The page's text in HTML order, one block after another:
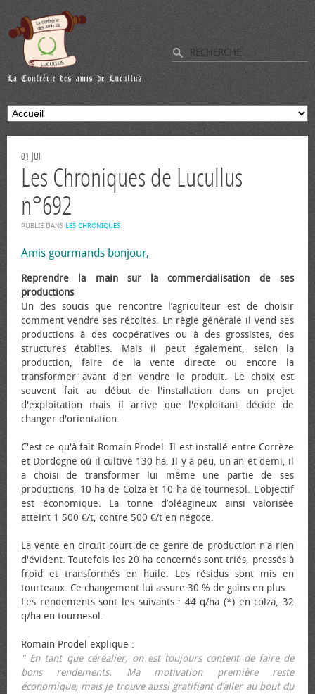
01 JUI
Les Chroniques de Lucullus
n°692
PUBLIÉ DANS LES CHRONIQUES.
Amis gourmands bonjour,
Reprendre la main sur la commercialisation de ses
productions
Un des soucis que rencontre l’agriculteur est de choisir
comment vendre ses récoltes. En règle générale il vend ses
productions à des coopératives ou à des grossistes, des
structures établies. Mais il peut également, selon la
production, faire de la vente directe ou encore la
transformer avant d'en vendre le produit. Le choix est
souvent fait au début de l'installation dans un projet
d'exploitation mais il arrive que l'exploitant décide de
changer d'orientation.
C'est ce qu'à fait Romain Prodel. Il est installé entre Corrèze
et Dordogne où il cultive 130 ha. Il y a peu, un an et demi, il
a choisi de transformer lui même une partie de ses
productions, 10 ha de Colza et 10 ha de tournesol. L'objectif
est économique. La tonne d’oléagineux ainsi valorisée
atteint 1 500 €/t, contre 500 €/t en négoce.
La vente en circuit court de ce genre de production n'a rien
d'évident. Toutefois les 20 ha concernés sont triés, pressés à
froid et transformés en huile. Les résidus sont mis en
tourteaux. Ce changement lui assure 30 % de gains en plus.
Les rendements sont les suivants : 44 q/ha (*) en colza, 32
q/ha en tournesol.
Romain Prodel explique :
" En tant que céréalier, on est toujours content de faire de
bons rendements. Ma motivation première reste
économique, mais je trouve aussi gratifiant d’aller au bout du